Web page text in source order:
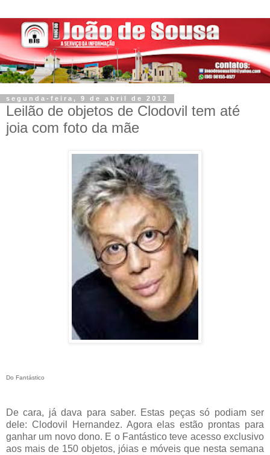
segunda-feira, 9 de abril de 2012
Leilão de objetos de Clodovil tem até
joia com foto da mãe
Do Fantástico
De cara, já dava para saber. Estas peças só podiam ser
dele: Clodovil Hernandez. Agora elas estão prontas para
ganhar um novo dono. E o Fantástico teve acesso exclusivo
aos mais de 150 objetos, jóias e móveis que nesta semana